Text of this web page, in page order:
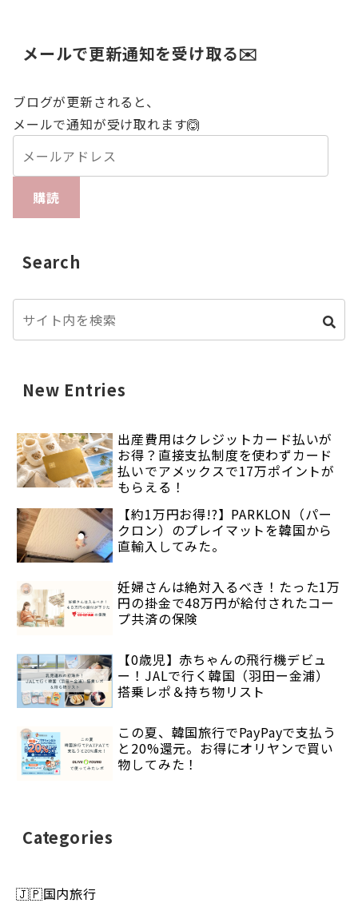
メールで更新通知を受け取る✉️
ブログが更新されると、
メールで通知が受け取れます🙆
購読
Search
New Entries
出産費用はクレジットカード払いが
お得？直接支払制度を使わずカード
払いでアメックスで17万ポイントが
もらえる！
【約1万円お得!?】PARKLON（パー
クロン）のプレイマットを韓国から
直輸入してみた。
妊婦さんは絶対入るべき！たった1万
円の掛金で48万円が給付されたコー
プ共済の保険
【0歳児】赤ちゃんの飛行機デビュ
ー！JALで行く韓国（羽田ー金浦）
搭乗レポ＆持ち物リスト
この夏、韓国旅行でPayPayで支払う
と20%還元。お得にオリヤンで買い
物してみた！
Categories
🇯🇵国内旅行